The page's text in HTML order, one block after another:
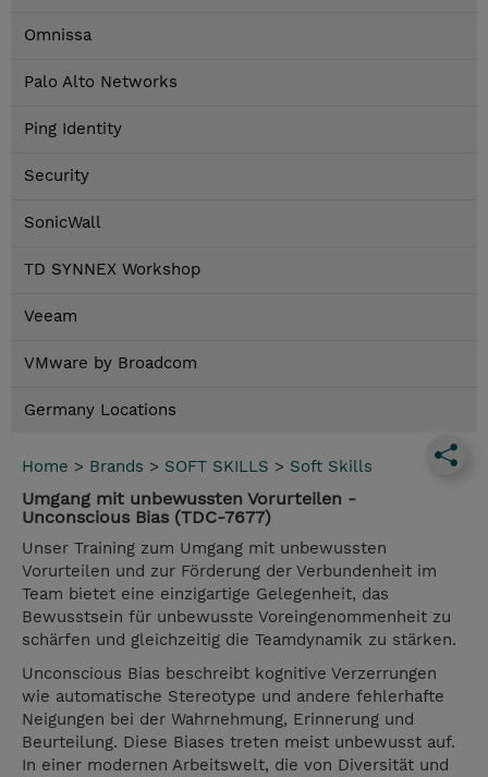
Omnissa
Palo Alto Networks
Ping Identity
Security
SonicWall
TD SYNNEX Workshop
Veeam
VMware by Broadcom
Germany Locations
Home > Brands > SOFT SKILLS > Soft Skills
Umgang mit unbewussten Vorurteilen -
Unconscious Bias (TDC-7677)
Unser Training zum Umgang mit unbewussten
Vorurteilen und zur Förderung der Verbundenheit im
Team bietet eine einzigartige Gelegenheit, das
Bewusstsein für unbewusste Voreingenommenheit zu
schärfen und gleichzeitig die Teamdynamik zu stärken.
Unconscious Bias beschreibt kognitive Verzerrungen
wie automatische Stereotype und andere fehlerhafte
Neigungen bei der Wahrnehmung, Erinnerung und
Beurteilung. Diese Biases treten meist unbewusst auf.
In einer modernen Arbeitswelt, die von Diversität und